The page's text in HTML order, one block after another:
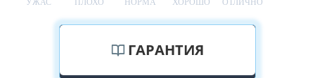
УЖАС ПЛОХО НОРМА ХОРОШО ОТЛИЧНО
ГАРАНТИЯ